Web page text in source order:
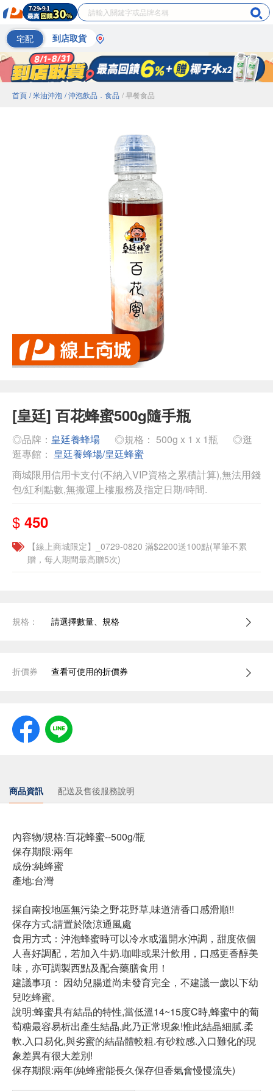
宅配 到店取貨
首頁 / 米油沖泡 / 沖泡飲品．食品 / 早餐食品
[皇廷] 百花蜂蜜500g隨手瓶
◎品牌： 皇廷養蜂場 ◎規格： 500g x 1 x 1瓶
◎逛
逛專館： 皇廷養蜂場/皇廷蜂蜜
商城限用信用卡支付(不納入VIP資格之累積計算),無法用錢
包/紅利點數,無搬運上樓服務及指定日期/時間.
$ 450
【線上商城限定】_0729-0820 滿$2200送100點(單筆不累
贈，每人期間最高贈5次)
規格： 請選擇數量、規格
折價券 查看可使用的折價券
商品資訊 配送及售後服務說明
內容物/規格:百花蜂蜜--500g/瓶
保存期限:兩年
成份:純蜂蜜
產地:台灣
採自南投地區無污染之野花野草,味道清香口感滑順!!
保存方式:請置於陰涼通風處
食用方式：沖泡蜂蜜時可以冷水或溫開水沖調，甜度依個
人喜好調配，若加入牛奶.咖啡或果汁飲用，口感更香醇美
味，亦可調製西點及配合藥膳食用！
建議事項： 因幼兒腸道尚未發育完全，不建議一歲以下幼
兒吃蜂蜜。
說明:蜂蜜具有結晶的特性,當低溫14~15度C時,蜂蜜中的葡
萄糖最容易析出產生結晶,此乃正常現象!惟此結晶細膩.柔
軟.入口易化,與劣蜜的結晶體較粗.有砂粒感.入口難化的現
象差異有很大差別!
保存期限:兩年(純蜂蜜能長久保存但香氣會慢慢流失)